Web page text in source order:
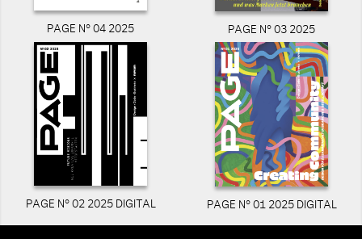
PAGE N° 04 2025 PAGE N° 03 2025
PAGE N° 02 2025 DIGITAL PAGE N° 01 2025 DIGITAL